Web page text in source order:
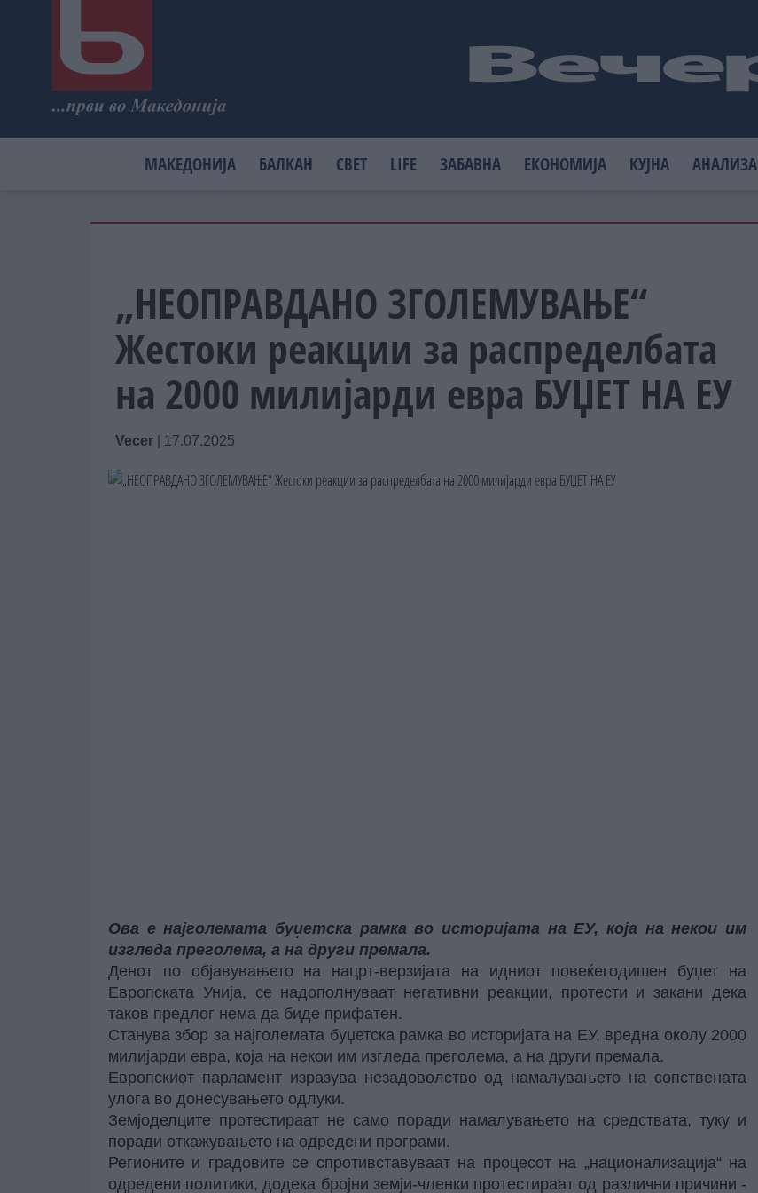
МАКЕДОНИЈА БАЛКАН СВЕТ LIFE ЗАБАВНА ЕКОНОМИЈА КУЈНА АНАЛИЗА
„НЕОПРАВДАНО ЗГОЛЕМУВАЊЕ“
Жестоки реакции за распределбата
на 2000 милијарди евра БУЏЕТ НА ЕУ
Vecer 17.07.2025
Ова е најголемата буџетска рамка во историјата на ЕУ, која на некои им
изгледа преголема, а на други премала.
Денот по објавувањето на нацрт-верзијата на идниот повеќегодишен буџет на
Европската Унија, се надополнуваат негативни реакции, протести и закани дека
таков предлог нема да биде прифатен.
Станува збор за најголемата буџетска рамка во историјата на ЕУ, вредна околу 2000
милијарди евра, која на некои им изгледа преголема, а на други премала.
Европскиот парламент изразува незадоволство од намалувањето на сопствената
улога во донесувањето одлуки.
Земјоделците протестираат не само поради намалувањето на средствата, туку и
поради откажувањето на одредени програми.
Регионите и градовите се спротивставуваат на процесот на „национализација“ на
одредени политики, додека бројни земји-членки протестираат од различни причини -